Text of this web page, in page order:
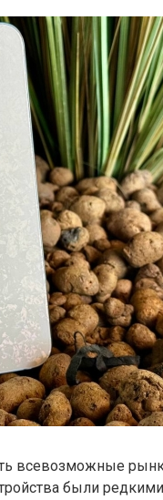
всевозможные
были